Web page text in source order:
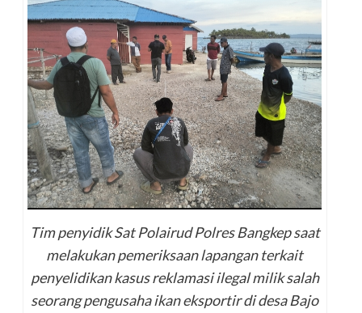
Tim penyidik Sat Polairud Polres Bangkep saat
melakukan pemeriksaan lapangan terkait
penyelidikan kasus reklamasi ilegal milik salah
seorang pengusaha ikan eksportir di desa Bajo